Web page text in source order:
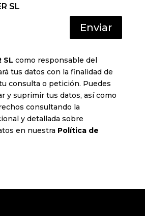
SL
Enviar
SL como responsable del
tus datos con la finalidad de
consulta o petición. Puedes
y suprimir tus datos, así como
consultando la
y detallada sobre
en nuestra Política de